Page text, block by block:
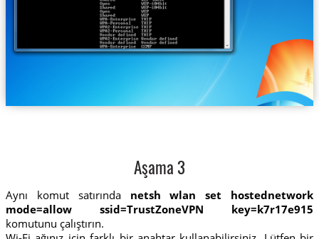
Aşama 3
Aynı komut satırında netsh wlan set hostednetwork
mode=allow ssid=TrustZoneVPN key=k7r17e915
komutunu çalıştırın.